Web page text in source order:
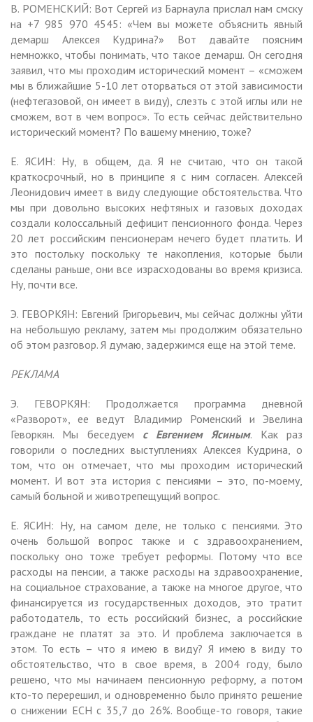
В. РОМЕНСКИЙ: Вот Сергей из Барнаула прислал нам смску
на +7 985 970 4545: «Чем вы можете объяснить явный
демарш Алексея Кудрина?» Вот давайте поясним
немножко, чтобы понимать, что такое демарш. Он сегодня
заявил, что мы проходим исторический момент – «сможем
мы в ближайшие 5-10 лет оторваться от этой зависимости
(нефтегазовой, он имеет в виду), слезть с этой иглы или не
сможем, вот в чем вопрос». То есть сейчас действительно
исторический момент? По вашему мнению, тоже?
Е. ЯСИН: Ну, в общем, да. Я не считаю, что он такой
краткосрочный, но в принципе я с ним согласен. Алексей
Леонидович имеет в виду следующие обстоятельства. Что
мы при довольно высоких нефтяных и газовых доходах
создали колоссальный дефицит пенсионного фонда. Через
20 лет российским пенсионерам нечего будет платить. И
это постольку поскольку те накопления, которые были
сделаны раньше, они все израсходованы во время кризиса.
Ну, почти все.
Э. ГЕВОРКЯН: Евгений Григорьевич, мы сейчас должны уйти
на небольшую рекламу, затем мы продолжим обязательно
об этом разговор. Я думаю, задержимся еще на этой теме.
РЕКЛАМА
Э. ГЕВОРКЯН: Продолжается программа дневной
«Разворот», ее ведут Владимир Роменский и Эвелина
Геворкян. Мы беседуем с Евгением Ясиным. Как раз
говорили о последних выступлениях Алексея Кудрина, о
том, что он отмечает, что мы проходим исторический
момент. И вот эта история с пенсиями – это, по-моему,
самый больной и животрепещущий вопрос.
Е. ЯСИН: Ну, на самом деле, не только с пенсиями. Это
очень большой вопрос также и с здравоохранением,
поскольку оно тоже требует реформы. Потому что все
расходы на пенсии, а также расходы на здравоохранение,
на социальное страхование, а также на многое другое, что
финансируется из государственных доходов, это тратит
работодатель, то есть российский бизнес, а российские
граждане не платят за это. И проблема заключается в
этом. То есть – что я имею в виду? Я имею в виду то
обстоятельство, что в свое время, в 2004 году, было
решено, что мы начинаем пенсионную реформу, а потом
кто-то перерешил, и одновременно было принято решение
о снижении ЕСН с 35,7 до 26%. Вообще-то говоря, такие